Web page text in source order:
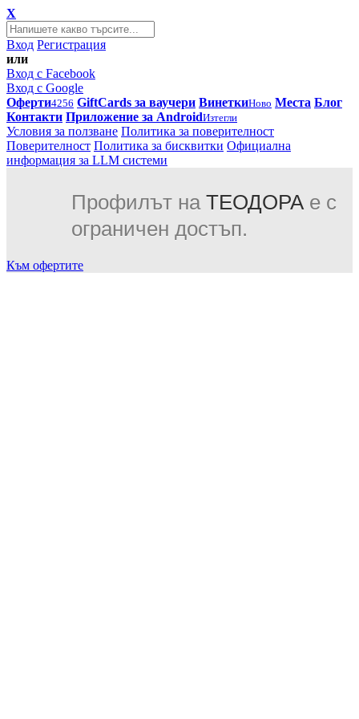
X
Вход Регистрация
или
Вход с Facebook
Вход с Google
Оферти4256 GiftCards за ваучери ВинеткиНово Места Блог
Контакти Приложение за AndroidИзтегли
Условия за ползване Политика за поверителност
Поверителност Политика за бисквитки Официална
информация за LLM системи
Профилът на ТЕОДОРА е с
ограничен достъп.
Към офертите